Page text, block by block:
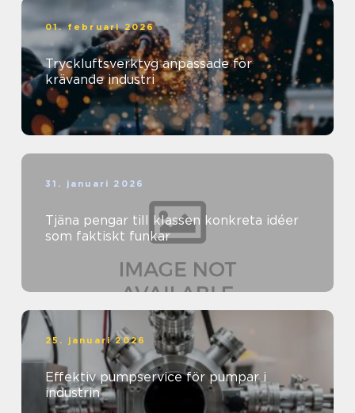
01. februari 2026
Tryckluftsverktyg anpassade för
krävande industri
31. januari 2026
Tjäna pengar till klassen konkreta idéer
som faktiskt funkar
25. januari 2026
Effektiv pumpservice för pumpar i
industrin